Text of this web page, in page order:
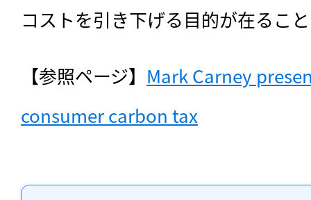
コストを引き下げる目的が在るこ
【参照ページ】 Mark Carney
consumer carbon tax